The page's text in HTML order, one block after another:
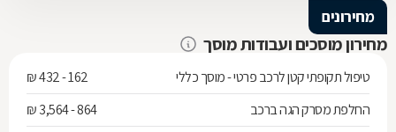
מחירונים
מחירון מוסכים ועבודות מוסך
טיפול תקופתי קטן לרכב פרטי - מוסך כללי
162 - 432 ₪
החלפת מסרק הגה ברכב
864 - 3,564 ₪